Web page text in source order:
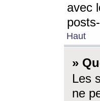
avec
Haut
»
Les
ne